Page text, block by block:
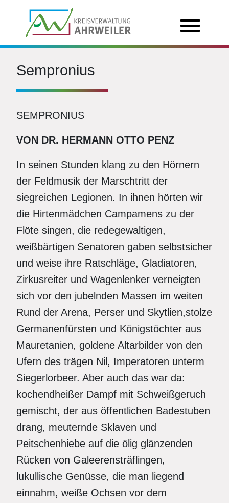
Sempronius
SEMPRONIUS
VON DR. HERMANN OTTO PENZ
In seinen Stunden klang zu den Hörnern
der Feldmusik der Marschtritt der
siegreichen Legionen. In ihnen hörten wir
die Hirtenmädchen Campamens zu der
Flöte singen, die redegewaltigen,
weißbärtigen Senatoren gaben selbstsicher
und weise ihre Ratschläge, Gladiatoren,
Zirkusreiter und Wagenlenker verneigten
sich vor den jubelnden Massen im weiten
Rund der Arena, Perser und Skytlien,stolze
Germanenfürsten und Königstöchter aus
Mauretanien, goldene Altarbilder von den
Ufern des trägen Nil, Imperatoren unterm
Siegerlorbeer. Aber auch das war da:
kochendheißer Dampf mit Schweißgeruch
gemischt, der aus öffentlichen Badestuben
drang, meuternde Sklaven und
Peitschenhiebe auf die ölig glänzenden
Rücken von Galeerensträflingen,
lukullische Genüsse, die man liegend
einnahm, weiße Ochsen vor dem